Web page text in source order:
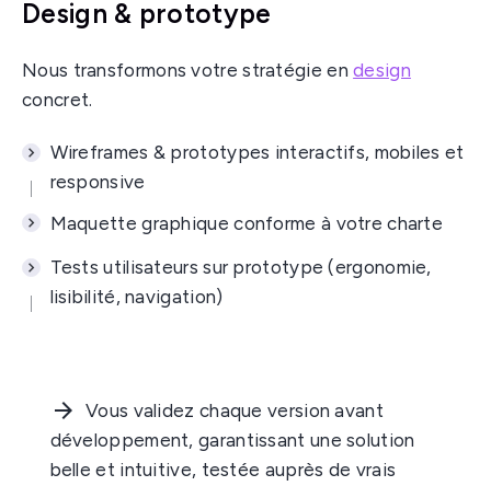
Design & prototype
Nous transformons votre stratégie endesign
concret.
Wireframes & prototypes interactifs, mobiles et
responsive
Maquette graphique conforme à votre charte
Tests utilisateurs sur prototype (ergonomie,
lisibilité, navigation)
Vous validez chaque version avant
développement, garantissant une solution
belle et intuitive, testée auprès de vrais